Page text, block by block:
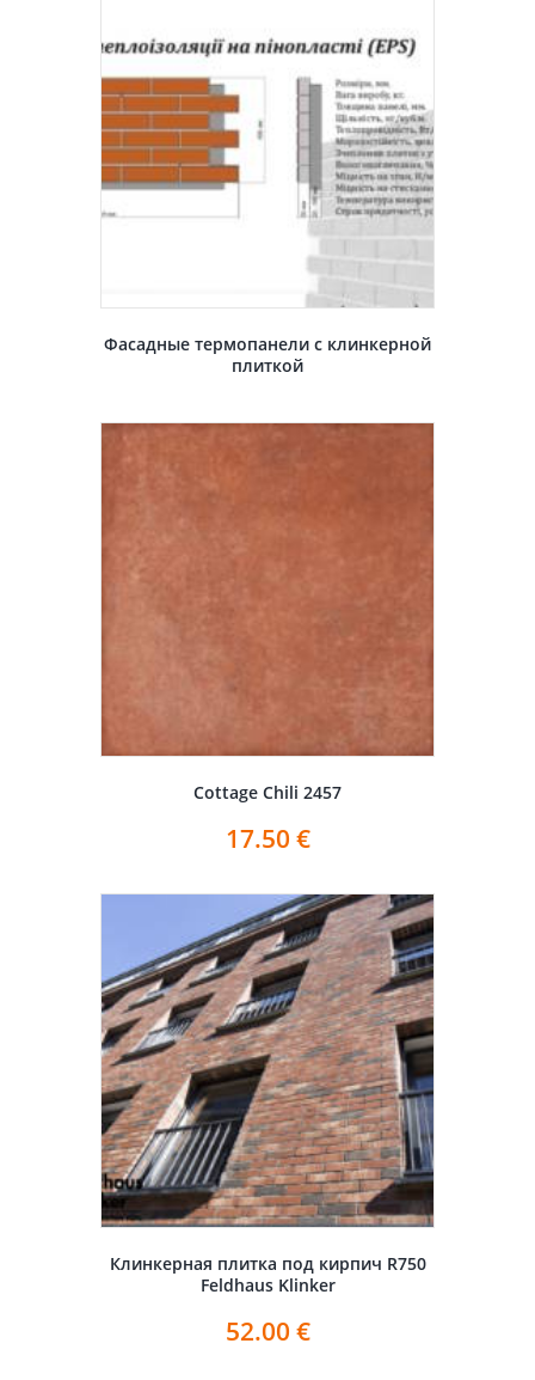
Фасадные термопанели с клинкерной
плиткой
Cottage Chili 2457
17.50 €
Клинкерная плитка под кирпич R750
Feldhaus Klinker
52.00 €